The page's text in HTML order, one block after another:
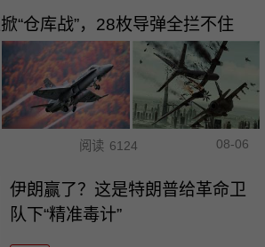
“仓库战”，28枚导弹全拦不住
阅读 6124 08-06
伊朗赢了？这是特朗普给革命卫
队下“精准毒计”